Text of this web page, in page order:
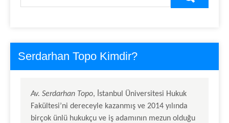
Serdarhan Topo Kimdir?
Av. Serdarhan Topo, İstanbul Üniversitesi Hukuk
Fakültesi’ni dereceyle kazanmış ve 2014 yılında
birçok ünlü hukukçu ve iş adamının mezun olduğu